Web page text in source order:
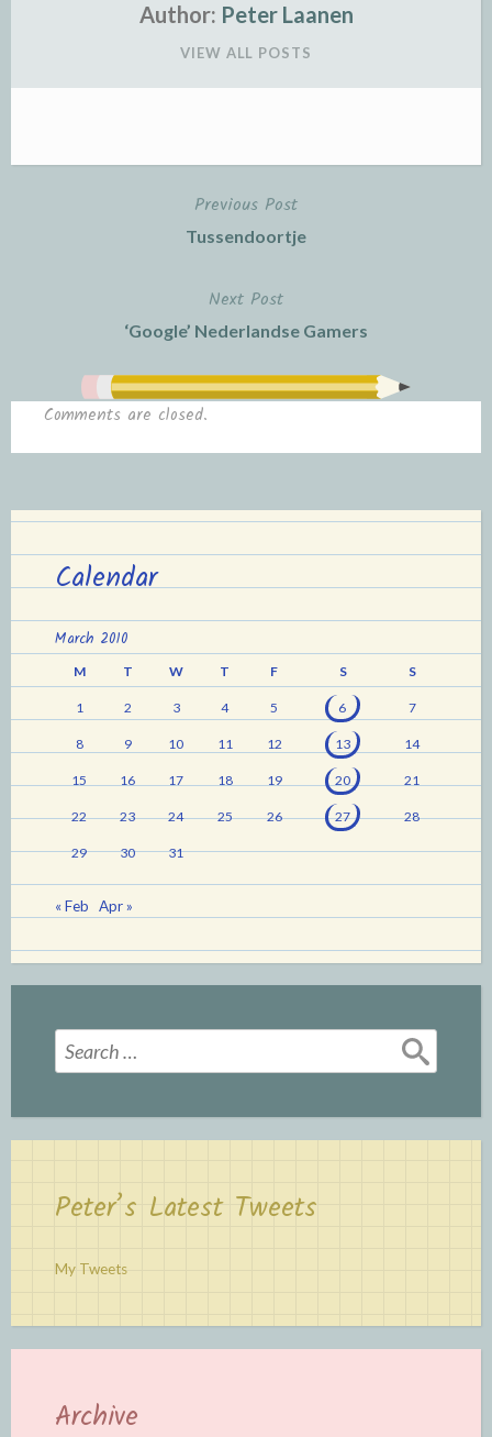
Author: Peter Laanen
VIEW ALL POSTS
Previous Post
Tussendoortje
Next Post
‘Google’ Nederlandse Gamers
Comments are closed.
Calendar
March 2010
M T W T F S S
1 2 3 4 5 6 7
8 9 10 11 12 13 14
15 16 17 18 19 20 21
22 23 24 25 26 27 28
29 30 31
« Feb Apr »
Search
for:
Peter’s Latest Tweets
My Tweets
Archive